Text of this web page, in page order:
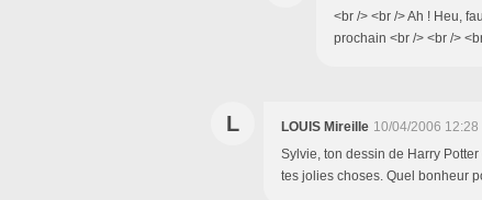
<br /> <br /> Ah ! Heu,
prochain <br /> <br />
L LOUIS Mireille 10/04/2006 12:28
Sylvie, ton dessin de Harry
tes jolies choses. Quel bonheur